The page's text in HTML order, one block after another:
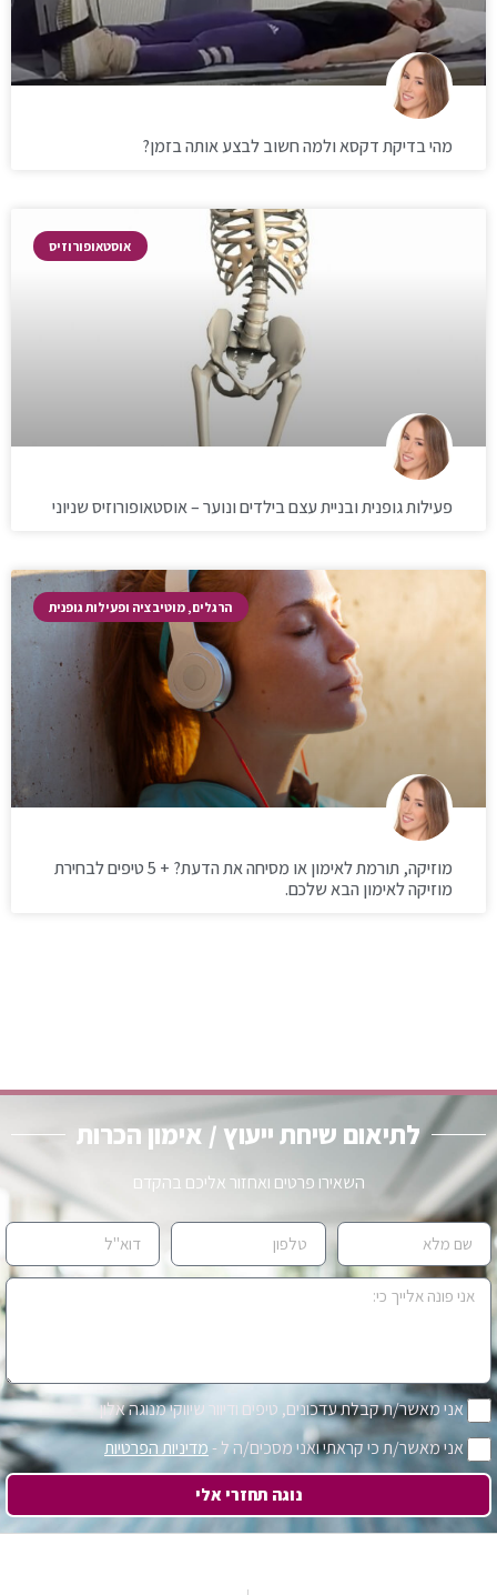
מהי בדיקת דקסא ולמה חשוב לבצע אותה בזמן?
אוסטאופורוזיס
פעילות גופנית ובניית עצם בילדים ונוער – אוסטאופורוזיס שניוני
הרגלים, מוטיבציה ופעילות גופנית
מוזיקה, תורמת לאימון או מסיחה את הדעת? + 5 טיפים לבחירת
מוזיקה לאימון הבא שלכם.
לתיאום שיחת ייעוץ / אימון הכרות
השאירו פרטים ואחזור אליכם בהקדם
אני מאשר/ת קבלת עדכונים, טיפים ודיוור שיווקי מנוגה אלון
אני מאשר/ת כי קראתי ואני מסכים/ה ל -מדיניות הפרטיות
נוגה תחזרי אלי